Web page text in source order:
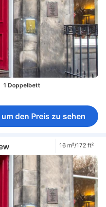
1 Doppelbett
den Preis zu sehen
16 m²/172 ft²